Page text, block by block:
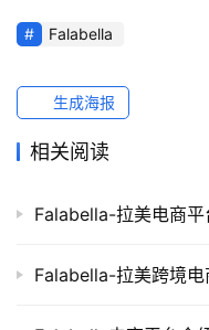
Falabella
生成海报
相关阅读
Falabella-拉美电商平
Falabella-拉美跨境电